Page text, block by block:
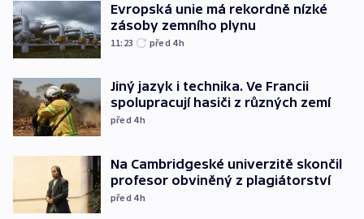
Evropská unie má rekordně nízké
zásoby zemního plynu
11:23 před 4h
Jiný jazyk i technika. Ve Francii
spolupracují hasiči z různých zemí
před 4h
Na Cambridgeské univerzitě skončil
profesor obviněný z plagiátorství
před 4h